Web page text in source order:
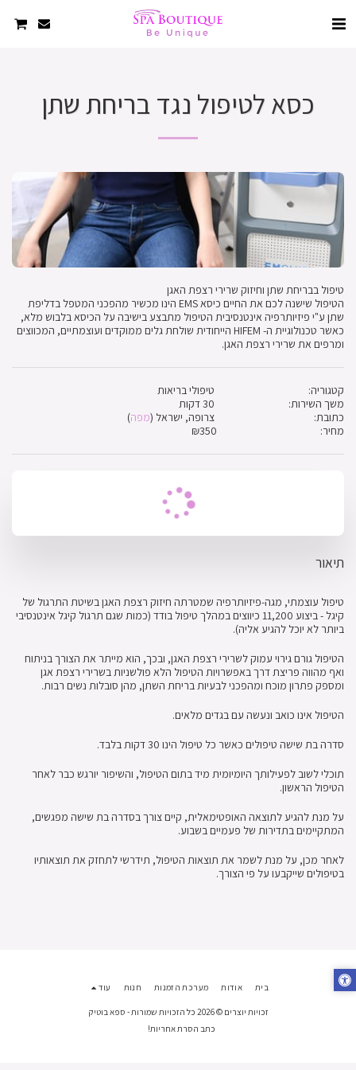
כסא לטיפול נגד בריחת שתן
ומרפים את שרירי רצפת האגן.
קטגוריה:
טיפולי בריאות
משך השירות:
כתובת:
צרופה, ישראל (מפה)
מחיר:
₪350
תיאור
טיפול עוצמתי, מגה-פיזיותרפיה שמטרתה חיזוק רצפת האגן בשיטת התרגול של
קיגל - ביצוע 11,200 כיווצים במהלך טיפול בודד (כמות שגם תרגול קיגל אינטנסיבי
ביותר לא יוכל להגיע אליה).
הטיפול גורם גירוי עמוק לשרירי רצפת האגן, ובכך, הוא מייתר את הצורך בניתוח
ואף מהווה פריצת דרך באפשרויות הטיפול הלא פולשניות בשרירי רצפת אגן
ומספק פתרון מוכח ומהפכני לבעיות בריחת השתן, מהן סובלות נשים רבות.
הטיפול אינו כואב ונעשה עם בגדים מלאים.
סדרה בת שישה טיפולים כאשר כל טיפול הינו 30 דקות בלבד.
תוכלי לשוב לפעילותך היומיומית מיד בתום הטיפול, והשיפור יורגש כבר לאחר
הטיפול הראשון.
על מנת להגיע לתוצאה האופטימאלית, קיים צורך בסדרה בת שישה מפגשים,
המתקיימים בתדירות של פעמיים בשבוע.
לאחר מכן, על מנת לשמר את תוצאות הטיפול, תידרשי לתחזק את תוצאותיו
בטיפולים שייקבעו על פי הצורך.
בית אודות מערכת הזמנות חנות עוד
זכויות יוצרים © 2026 כל הזכויות שמורות -
ספא בוטיק
כתב הסרת אחריות!